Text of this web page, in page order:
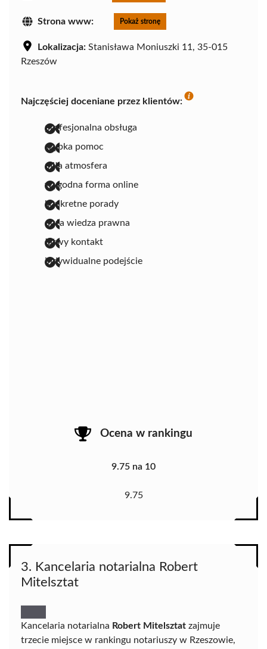
Strona www: Pokaż stronę
Lokalizacja: Stanisława Moniuszki 11, 35-015
Rzeszów
Najczęściej doceniane przez klientów:
profesjonalna obsługa
szybka pomoc
miła atmosfera
wygodna forma online
konkretne porady
duża wiedza prawna
łatwy kontakt
indywidualne podejście
Ocena w rankingu
9.75 na 10
9.75
3. Kancelaria notarialna Robert
Mitelsztat
Kancelaria notarialna Robert Mitelsztat zajmuje
trzecie miejsce w rankingu notariuszy w Rzeszowie,